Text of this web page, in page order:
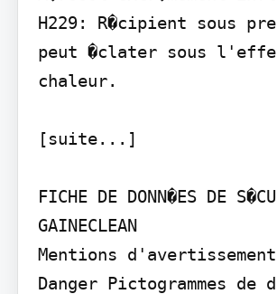
H229: R�cipient sous
peut �clater sous
chaleur.
[suite...]
FICHE DE DONN�ES DE
GAINECLEAN
Mentions
Danger Pictogrammes de